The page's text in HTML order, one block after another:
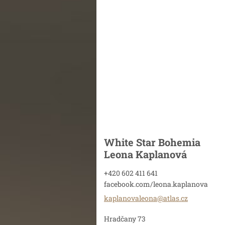
White Star Bohemia
Leona Kaplanová
+420 602 411 641
facebook.com/leona.kaplanova
kaplanovaleona@atlas.cz
Hradčany 73